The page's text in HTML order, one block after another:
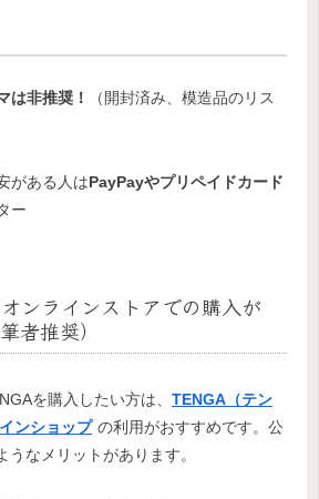
は非推奨！
（開封済み、模造品のリス
がある人はPayPayやプリペイドカード
ー
ンラインストアでの購入が
者推奨）
を購入したい方は、 TENGA（テン
ンショップ の利用がおすすめです。公
なメリットがあります。